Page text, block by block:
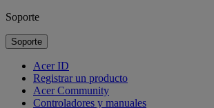
Soporte
Soporte
Acer ID
Registrar un producto
Acer Community
Controladores y manuales